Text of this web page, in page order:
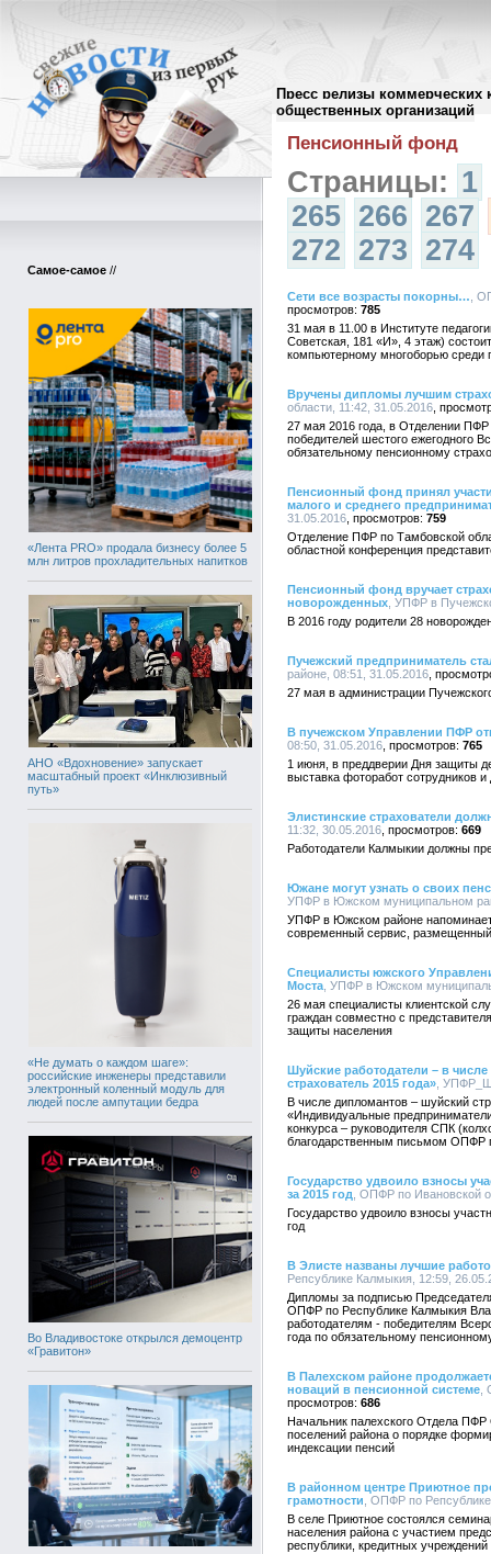
Пресс релизы коммерческих
общественных организаций
Самое-самое //
«Лента PRO» продала бизнесу более 5
млн литров прохладительных напитков
АНО «Вдохновение» запускает
масштабный проект «Инклюзивный
путь»
«Не думать о каждом шаге»:
российские инженеры представили
электронный коленный модуль для
людей после ампутации бедра
Во Владивостоке открылся демоцентр
«Гравитон»
Архив пресс-релизов//
Пенсионный фонд
Страницы: 1
265 266 267
272 273 274
Сети все возрасты покорны… ,
785
31 мая в 11.00 в Институте
Советская, 181 «И», 4 этаж)
компьютерному многоборью среди
Вручены дипломы лучшим
области, 11:42, 31.05.2016
27 мая 2016 года, в Отделении ПФР
победителей шестого ежегодного
обязательному пенсионному
Пенсионный фонд принял
малого и среднего
31.05.2016
759
Отделение ПФР по Тамбовской
областной конференция
Пенсионный фонд вручает
новорожденных , УПФР в
В 2016 году родители 28
Пучежский предприниматель
районе, 08:51, 31.05.2016
27 мая в администрации
В пучежском Управлении ПФР
08:50, 31.05.2016
765
1 июня, в преддверии Дня защиты
выставка фоторабот сотрудников и
Элистинские страхователи
11:32, 30.05.2016
669
Работодатели Калмыкии должны
Южане могут узнать о своих
УПФР в Южском муниципальном
УПФР в Южском районе напоминает
современный сервис,
Специалисты южского
Моста , УПФР в Южском
26 мая специалисты клиентской
граждан совместно с
защиты населения
Шуйские работодатели – в
страхователь 2015 года» ,
В числе дипломантов – шуйский
«Индивидуальные
конкурса – руководителя СПК
благодарственным письмом ОПФР
Государство удвоило взносы
за 2015 год , ОПФР по Ивановской
Государство удвоило взносы
год
В Элисте названы лучшие
Репсублике Калмыкия, 12:59,
Дипломы за подписью
ОПФР по Республике Калмыкия
работодателям - победителям
года по обязательному
В Палехском районе
новаций в пенсионной системе
686
Начальник палехского Отдела ПФР
поселений района о порядке
индексации пенсий
В районном центре Приютное
грамотности , ОПФР по
В селе Приютное состоялся
населения района с участием
республики, кредитных